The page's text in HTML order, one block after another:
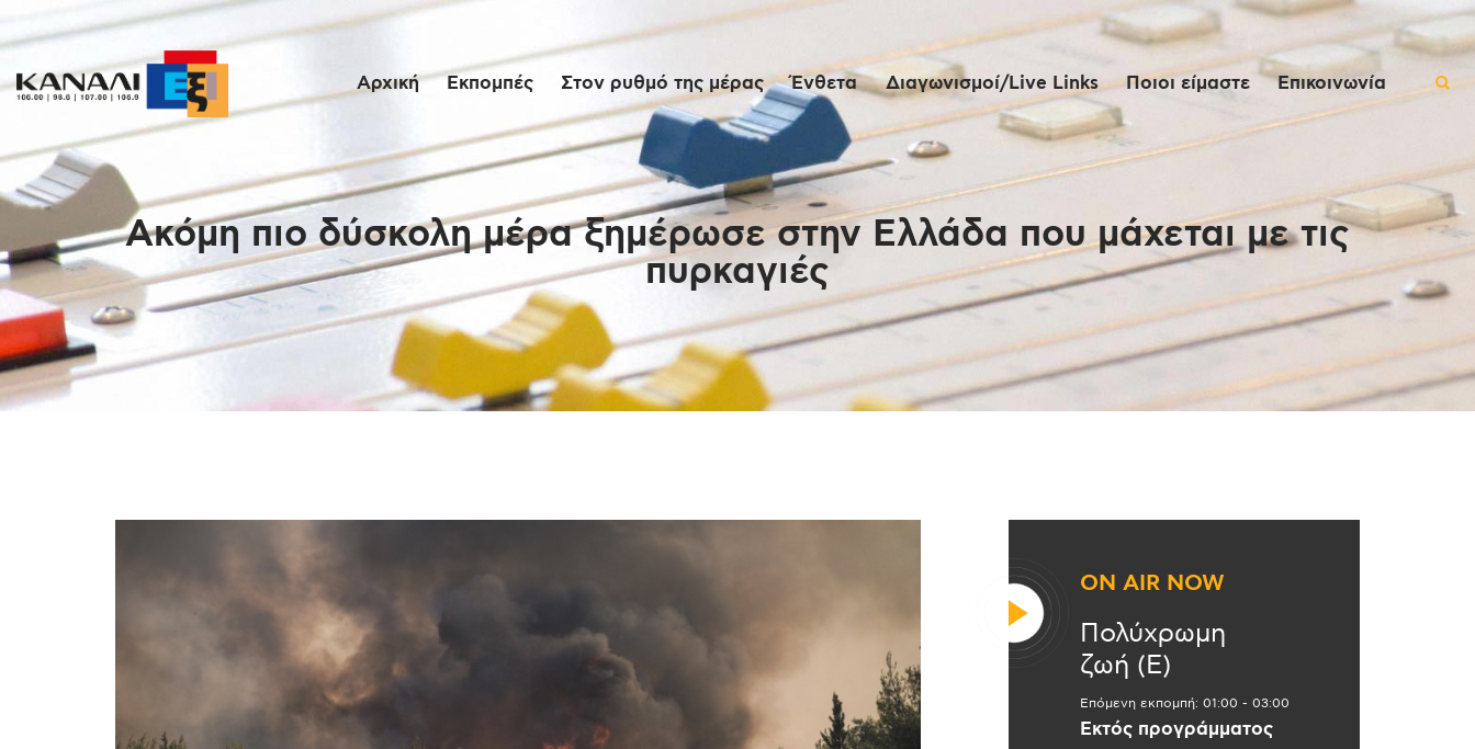
Αρχική Εκπομπές Στον ρυθμό της μέρας Ένθετα Διαγωνισμοί/Live Links Ποιοι είμαστε Επικοινωνία
Ακόμη πιο δύσκολη μέρα ξημέρωσε στην Ελλάδα που μάχεται με τις
πυρκαγιές
Αρχική
Εκπομπές
Στον ρυθμό της
μέρας
Ένθετα
Διαγωνισμοί/Live
Links
Επικοινωνία
ON AIR NOW
Πολύχρωμη
ζωή (Ε)
Επόμενη εκπομπή: 01:00 - 03:00
Εκτός προγράμματος